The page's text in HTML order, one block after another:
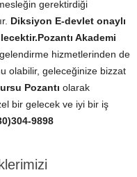
gerektirdiği
Diksiyon E-devlet onaylı
Pozantı Akademi
hizmetlerinden de
olabilir, geleceğinize bizzat
Pozantı olarak
bir gelecek ve iyi bir iş
9898